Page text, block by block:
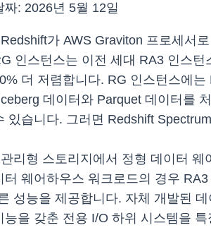
짜: 2026년 5월 12일
가 AWS Graviton 프로세서
인스턴스는 이전 세대 RA3 인스
더 저렴합니다. RG 인스턴스에
데이터와 Parquet 데이터를
있습니다. 그러면 Redshift
리형 스토리지에서 정형 데이터
터 웨어하우스 워크로드의 경우
성능을 제공합니다. 자체 개발된
능을 갖춘 전용 I/O 하위 시스템을